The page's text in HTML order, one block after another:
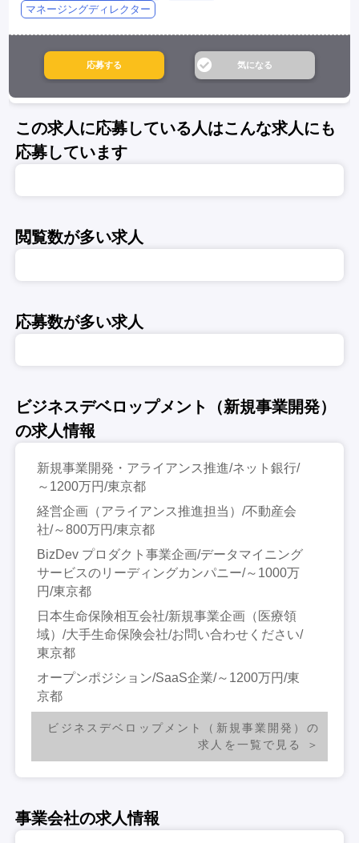
マネージングディレクター
この求人に応募している人はこんな求人にも
応募しています
閲覧数が多い求人
応募数が多い求人
ビジネスデベロップメント（新規事業開発）
の求人情報
新規事業開発・アライアンス推進/ネット銀行/
～1200万円/東京都
経営企画（アライアンス推進担当）/不動産会
社/～800万円/東京都
BizDev プロダクト事業企画/データマイニング
サービスのリーディングカンパニー/～1000万
円/東京都
日本生命保険相互会社/新規事業企画（医療領
域）/大手生命保険会社/お問い合わせください/
東京都
オープンポジション/SaaS企業/～1200万円/東
京都
ビジネスデベロップメント（新規事業開発）の
求人を一覧で見る
事業会社の求人情報